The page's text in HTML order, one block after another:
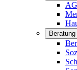
Beratung